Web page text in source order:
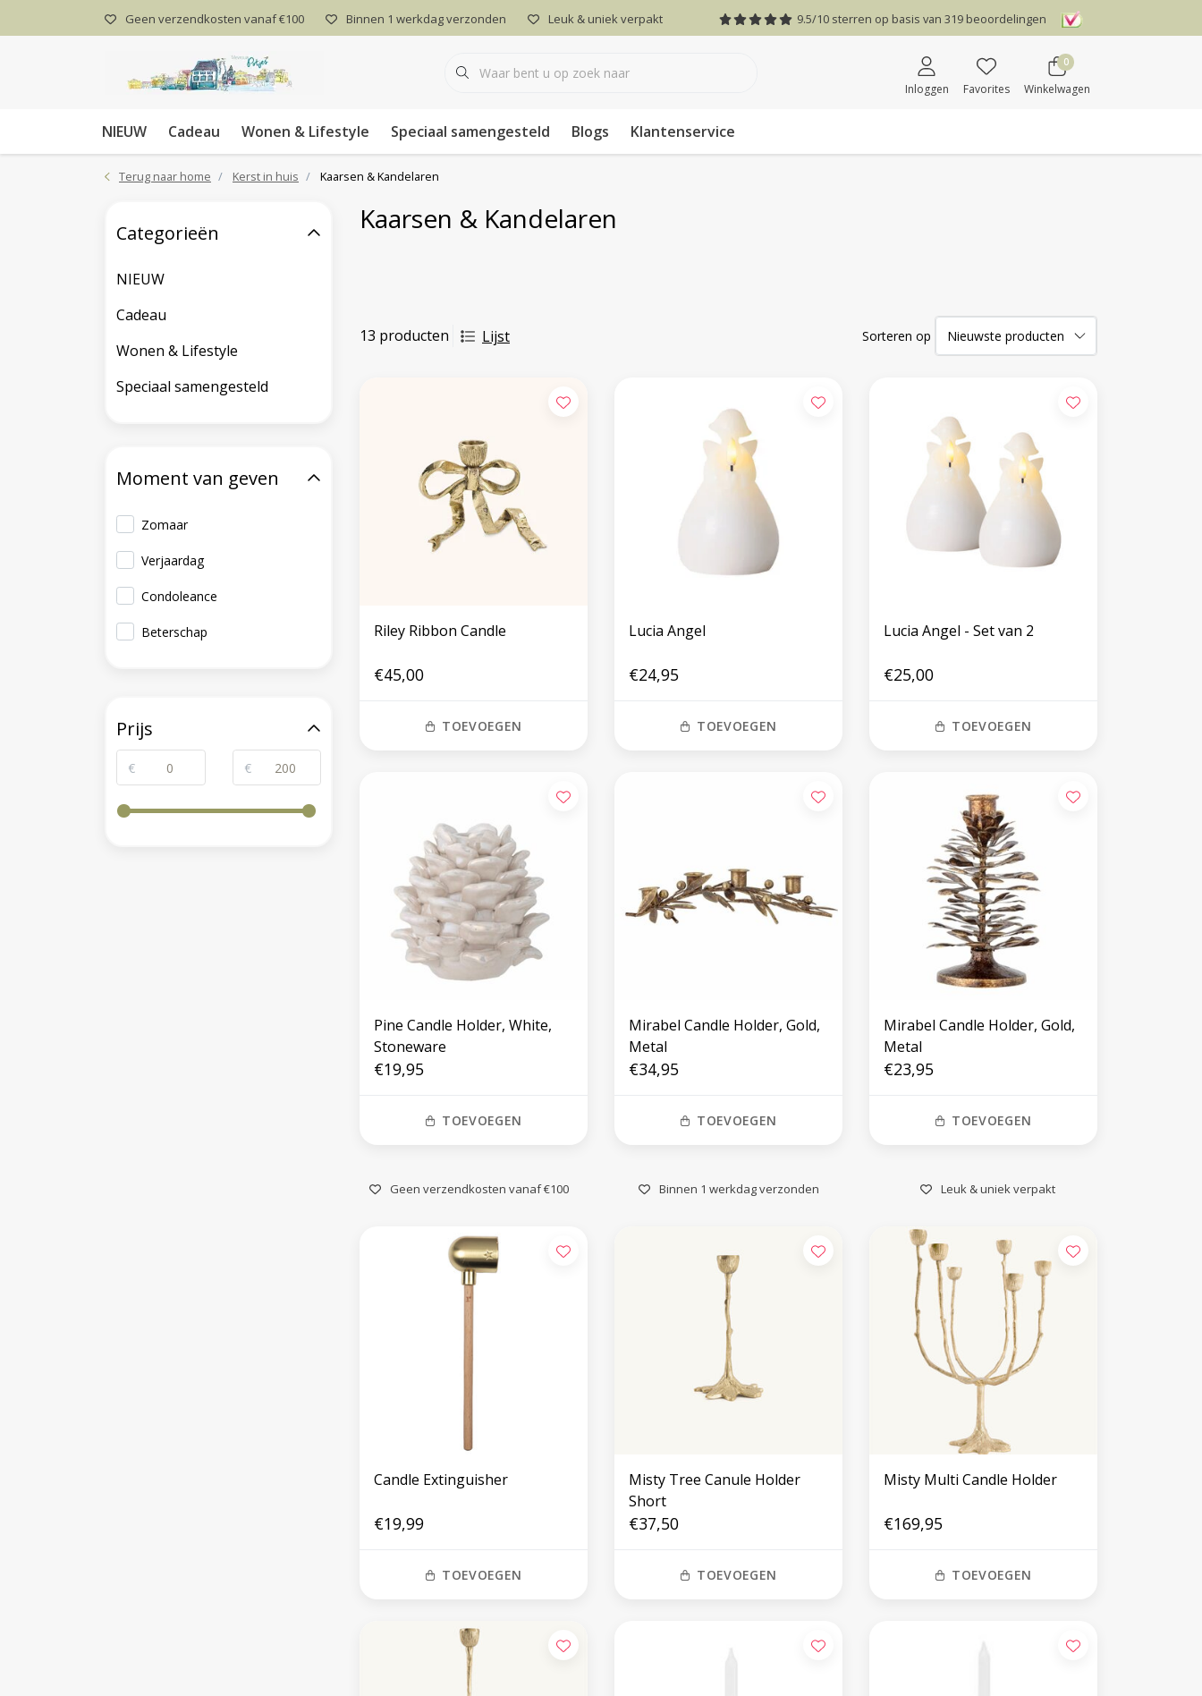
Geen verzendkosten vanaf €100 Binnen 1 werkdag verzonden Leuk & uniek verpakt 9.5/10 sterren op basis van 319 beoordelingen
Inloggen Favorites
0
Winkelwagen
NIEUW Cadeau Wonen & Lifestyle Speciaal samengesteld Blogs Klantenservice
Terug naar home Kerst in huis Kaarsen & Kandelaren
Kaarsen & Kandelaren
13 producten Lijst Sorteren op
Riley Ribbon Candle
€45,00
TOEVOEGEN
Lucia Angel
€24,95
TOEVOEGEN
Lucia Angel - Set van 2
€25,00
TOEVOEGEN
Pine Candle Holder, White,
Stoneware
€19,95
TOEVOEGEN
Mirabel Candle Holder, Gold,
Metal
€34,95
TOEVOEGEN
Mirabel Candle Holder, Gold,
Metal
€23,95
TOEVOEGEN
Geen verzendkosten vanaf €100 Binnen 1 werkdag verzonden Leuk & uniek verpakt
Candle Extinguisher
€19,99
TOEVOEGEN
Misty Tree Canule Holder
Short
€37,50
TOEVOEGEN
Misty Multi Candle Holder
€169,95
TOEVOEGEN
Categorieën
NIEUW
Cadeau
Wonen & Lifestyle
Speciaal samengesteld
Moment van geven
Zomaar
Verjaardag
Condoleance
Beterschap
Prijs
€ €